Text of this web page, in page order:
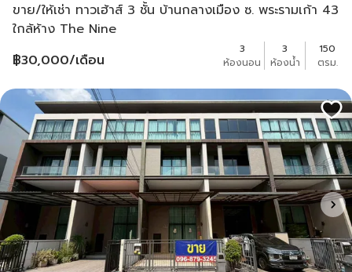
ขาย/ให้เช่า ทาวเฮ้าส์ 3 ชั้น บ้านกลางเมือง ซ. พระรามเก้า 43
ใกล้ห้าง The Nine
฿30,000/เดือน
3
ห้องนอน
3
ห้องน้ำ
150
ตรม.